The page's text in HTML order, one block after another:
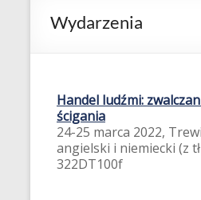
oriented
to
enhance
investigations
and
Wydarzenia
Handel ludźmi:
ścigania
24-25 marca 2022,
angielski i niemiecki (z
322DT100f